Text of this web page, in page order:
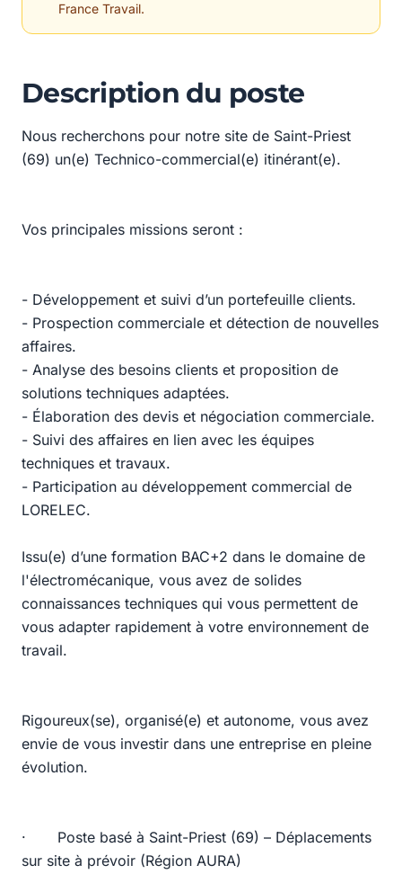
France Travail.
Description du poste
Nous recherchons pour notre site de Saint-Priest
(69) un(e) Technico-commercial(e) itinérant(e).
Vos principales missions seront :
- Développement et suivi d’un portefeuille clients.
- Prospection commerciale et détection de nouvelles
affaires.
- Analyse des besoins clients et proposition de
solutions techniques adaptées.
- Élaboration des devis et négociation commerciale.
- Suivi des affaires en lien avec les équipes
techniques et travaux.
- Participation au développement commercial de
LORELEC.
Issu(e) d’une formation BAC+2 dans le domaine de
l'électromécanique, vous avez de solides
connaissances techniques qui vous permettent de
vous adapter rapidement à votre environnement de
travail.
Rigoureux(se), organisé(e) et autonome, vous avez
envie de vous investir dans une entreprise en pleine
évolution.
· Poste basé à Saint-Priest (69) – Déplacements
sur site à prévoir (Région AURA)